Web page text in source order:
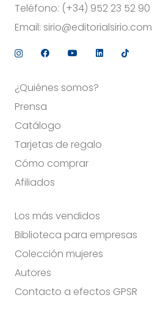
Teléfono: (+34) 952 23 52 90
Email: sirio@editorialsirio.com
¿Quiénes somos?
Prensa
Catálogo
Tarjetas de regalo
Cómo comprar
Afiliados
Los más vendidos
Biblioteca para empresas
Colección mujeres
Autores
Contacto a efectos GPSR